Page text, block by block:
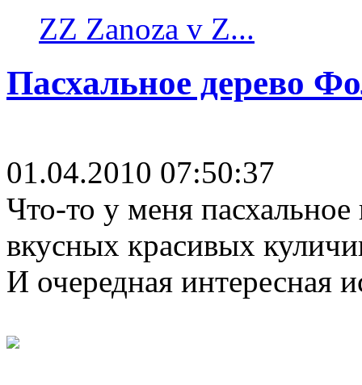
ZZ Zanoza v Z...
Пасхальное дерево
01.04.2010 07:50:37
Что-то у меня пасхальное
вкусных красивых
И очередная интересная